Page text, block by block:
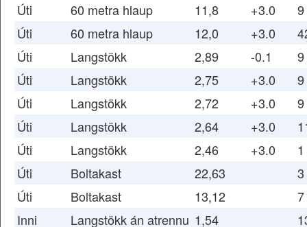
Úti
60 metra hlaup 11,8 +3.0
9
Úti
60 metra hlaup 12,0 +3.0
Úti
Langstökk 2,89 -0.1
9
Úti
Langstökk 2,75 +3.0
9
Úti
Langstökk 2,72 +3.0
9
Úti
Langstökk 2,64 +3.0
Úti
Langstökk 2,46 +3.0
1
Úti
Boltakast 22,63
3
Úti
Boltakast 13,12
7
Inni
Langstökk án atrennu 1,54